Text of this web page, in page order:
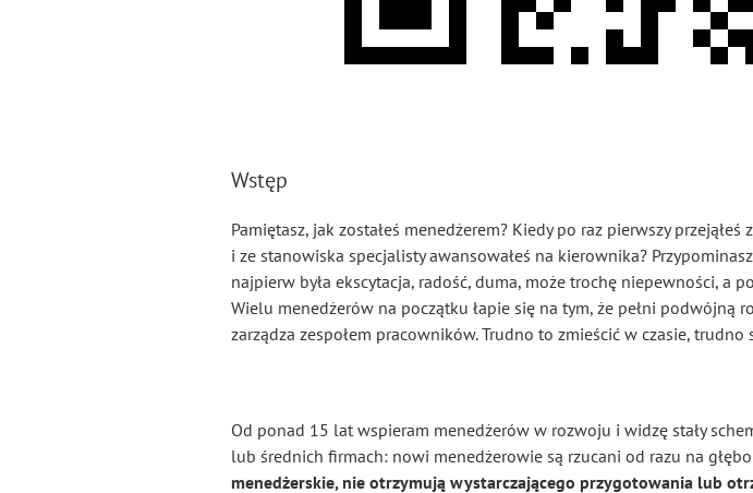
Wstęp
Pamiętasz, jak zostałeś menedżerem? Kiedy po raz pierwszy
i ze stanowiska specjalisty awansowałeś na kierownika?
najpierw była ekscytacja, radość, duma, może trochę niepewności, a
Wielu menedżerów na początku łapie się na tym, że pełni podwójną
zarządza zespołem pracowników. Trudno to zmieścić w czasie,
Od ponad 15 lat wspieram menedżerów w rozwoju i widzę stały
lub średnich firmach: nowi menedżerowie są rzucani od razu na
menedżerskie, nie otrzymują wystarczającego przygotowania lub